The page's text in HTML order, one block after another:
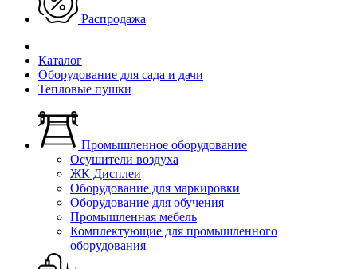
Распродажа
Каталог
Оборудование для сада и дачи
Тепловые пушки
Промышленное оборудование
Осушители воздуха
ЖК Дисплеи
Оборудование для маркировки
Оборудование для обучения
Промышленная мебель
Комплектующие для промышленного
оборудования